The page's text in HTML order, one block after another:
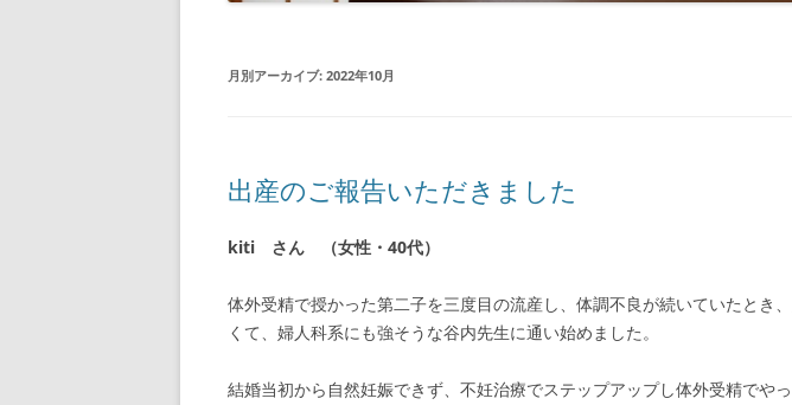
月別アーカイブ: 2022年10月
出産のご報告いただきました
kiti さん （女性・40代）
体外受精で授かった第二子を三度目の流産し、体調不良が続いていたとき
くて、婦人科系にも強そうな谷内先生に通い始めました。
結婚当初から自然妊娠できず、不妊治療でステップアップし体外受精でや